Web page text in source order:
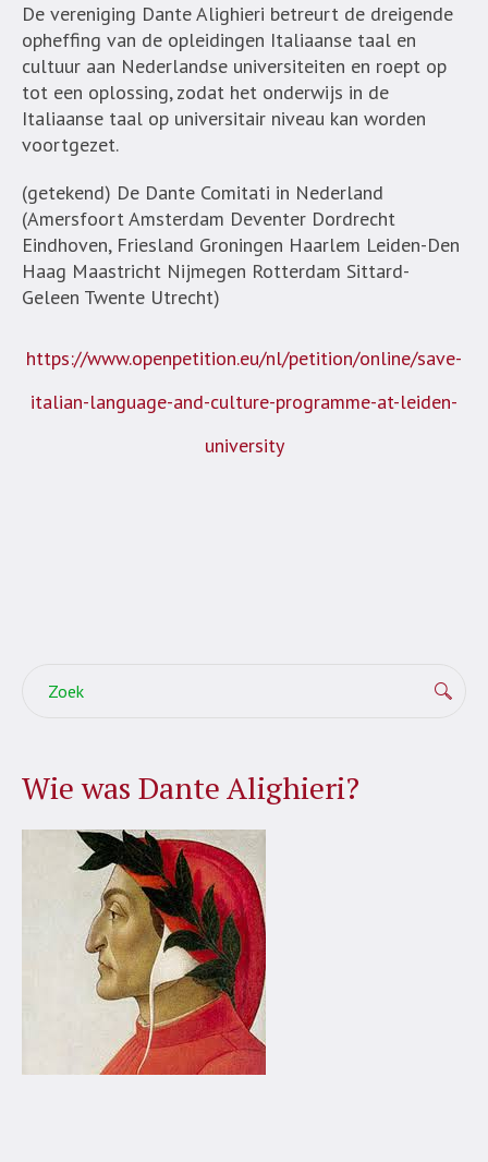
De vereniging Dante Alighieri betreurt de dreigende
opheffing van de opleidingen Italiaanse taal en
cultuur aan Nederlandse universiteiten en roept op
tot een oplossing, zodat het onderwijs in de
Italiaanse taal op universitair niveau kan worden
voortgezet.
(getekend) De Dante Comitati in Nederland
(Amersfoort Amsterdam Deventer Dordrecht
Eindhoven, Friesland Groningen Haarlem Leiden-Den
Haag Maastricht Nijmegen Rotterdam Sittard-
Geleen Twente Utrecht)
https://www.openpetition.eu/nl/petition/online/save-
italian-language-and-culture-programme-at-leiden-
university
Wie was Dante Alighieri?